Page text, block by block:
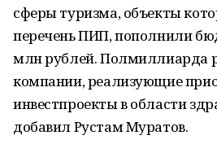
сферы туризма, объекты
перечень ПИП, пополнили
млн рублей. Полмиллиарда
компании, реализующие
инвестпроекты в области
добавил Рустам Муратов.